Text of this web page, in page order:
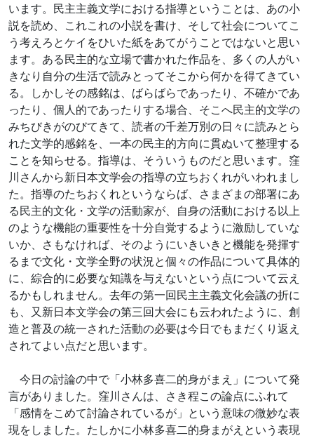
います。民主主義文学における指導ということは、あの小
説を読め、これこれの小説を書け、そして社会についてこ
う考えろとケイをひいた紙をあてがうことではないと思い
ます。ある民主的な立場で書かれた作品を、多くの人がい
きなり自分の生活で読みとってそこから何かを得てきてい
る。しかしその感銘は、ばらばらであったり、不確かであ
ったり、個人的であったりする場合、そこへ民主的文学の
みちびきがのびてきて、読者の千差万別の日々に読みとら
れた文学的感銘を、一本の民主的方向に貫ぬいて整理する
ことを知らせる。指導は、そういうものだと思います。窪
川さんから新日本文学会の指導の立ちおくれがいわれまし
た。指導のたちおくれというならば、さまざまの部署にあ
る民主的文化・文学の活動家が、自身の活動における以上
のような機能の重要性を十分自覚するように激励していな
いか、さもなければ、そのようにいきいきと機能を発揮す
るまで文化・文学全野の状況と個々の作品について具体的
に、綜合的に必要な知識を与えないという点について云え
るかもしれません。去年の第一回民主主義文化会議の折に
も、又新日本文学会の第三回大会にも云われたように、創
造と普及の統一された活動の必要は今日でもまだくり返え
されてよい点だと思います。
今日の討論の中で「小林多喜二的身がまえ」について発
言がありました。窪川さんは、さき程この論点にふれて
「感情をこめて討論されているが」という意味の微妙な表
現をしました。たしかに小林多喜二的身まがえという表現